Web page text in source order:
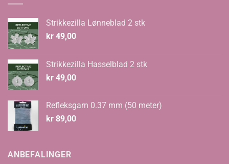
Strikkezilla Lønneblad 2 stk
kr 49,00
Strikkezilla Hasselblad 2 stk
kr 49,00
Refleksgarn 0.37 mm (50 meter)
kr 89,00
ANBEFALINGER